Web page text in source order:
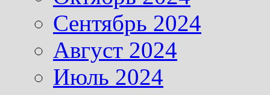
Сентябрь 2024
Август 2024
Июль 2024